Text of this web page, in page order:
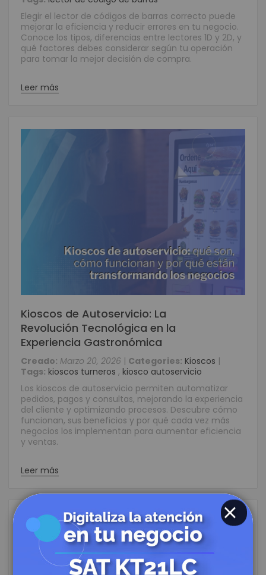
Elegir el lector de códigos de barras correcto puede
mejorar la eficiencia y reducir errores en tu negocio.
Conoce los tipos, diferencias entre lectores 1D y 2D, y
qué factores debes considerar según tu operación
para tomar la mejor decisión de compra.
Leer más
Kioscos de Autoservicio: La
Revolución Tecnológica en la
Experiencia Gastronómica
Creado: Marzo 20, 2026 | Categories: Kioscos |
Tags: kioscos turneros , kiosco autoservicio
Los kioscos de autoservicio permiten automatizar
pedidos, pagos y consultas, mejorando la experiencia
del cliente y optimizando procesos. Descubre cómo
funcionan, sus beneficios y por qué cada vez más
negocios los implementan para aumentar eficiencia
y ventas.
Leer más
CLOSE